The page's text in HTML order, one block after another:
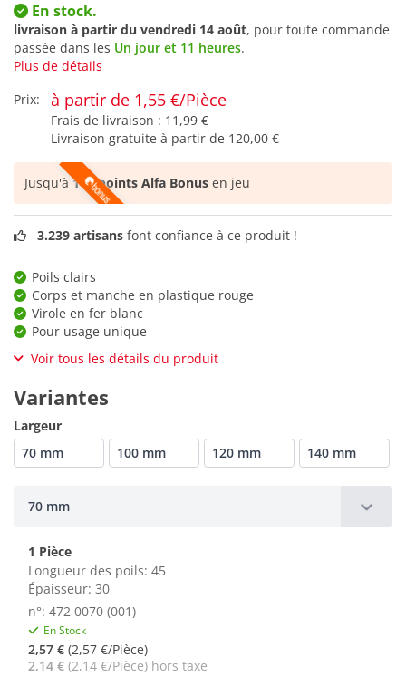
En stock.
livraison à partir du vendredi 14 août, pour toute commande
passée dans les Un jour et 11 heures.
Plus de détails
Prix:
à partir de 1,55 €/Pièce
Frais de livraison : 11,99 €
Livraison gratuite à partir de 120,00 €
Jusqu'à162 points Alfa Bonus en jeu
3.239 artisans font confiance à ce produit !
Poils clairs
Corps et manche en plastique rouge
Virole en fer blanc
Pour usage unique
Voir tous les détails du produit
Variantes
Largeur
70 mm
100 mm 120 mm 140 mm
70 mm
1 Pièce
Longueur des poils: 45
Épaisseur: 30
n°: 472 0070 (001)
En Stock
2,57 € (2,57 €/Pièce)
2,14 € (2,14 €/Pièce) hors taxe